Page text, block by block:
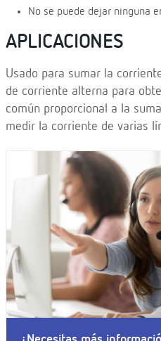
No se puede dejar ninguna
APLICACIONES
Usado para sumar la
de corriente alterna para
común proporcional a la
medir la corriente de varias